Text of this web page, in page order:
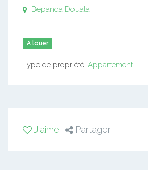
Bepanda Douala
A louer
Type de propriété: Appartement
J'aime Partager